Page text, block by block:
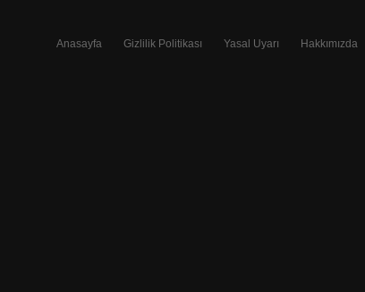
Anasayfa Gizlilik Politikası Yasal Uyarı Hakkımızda